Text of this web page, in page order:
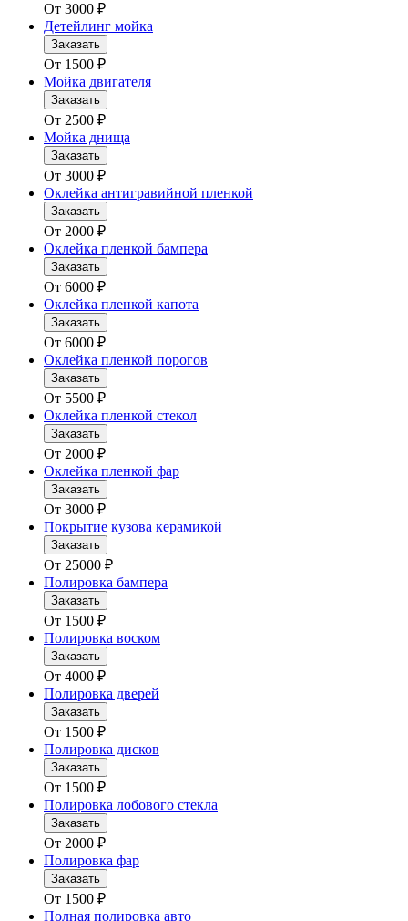
От 3000 ₽
Детейлинг мойка
Заказать
От 1500 ₽
Мойка двигателя
Заказать
От 2500 ₽
Мойка днища
Заказать
От 3000 ₽
Оклейка антигравийной пленкой
Заказать
От 2000 ₽
Оклейка пленкой бампера
Заказать
От 6000 ₽
Оклейка пленкой капота
Заказать
От 6000 ₽
Оклейка пленкой порогов
Заказать
От 5500 ₽
Оклейка пленкой стекол
Заказать
От 2000 ₽
Оклейка пленкой фар
Заказать
От 3000 ₽
Покрытие кузова керамикой
Заказать
От 25000 ₽
Полировка бампера
Заказать
От 1500 ₽
Полировка воском
Заказать
От 4000 ₽
Полировка дверей
Заказать
От 1500 ₽
Полировка дисков
Заказать
От 1500 ₽
Полировка лобового стекла
Заказать
От 2000 ₽
Полировка фар
Заказать
От 1500 ₽
Полная полировка авто